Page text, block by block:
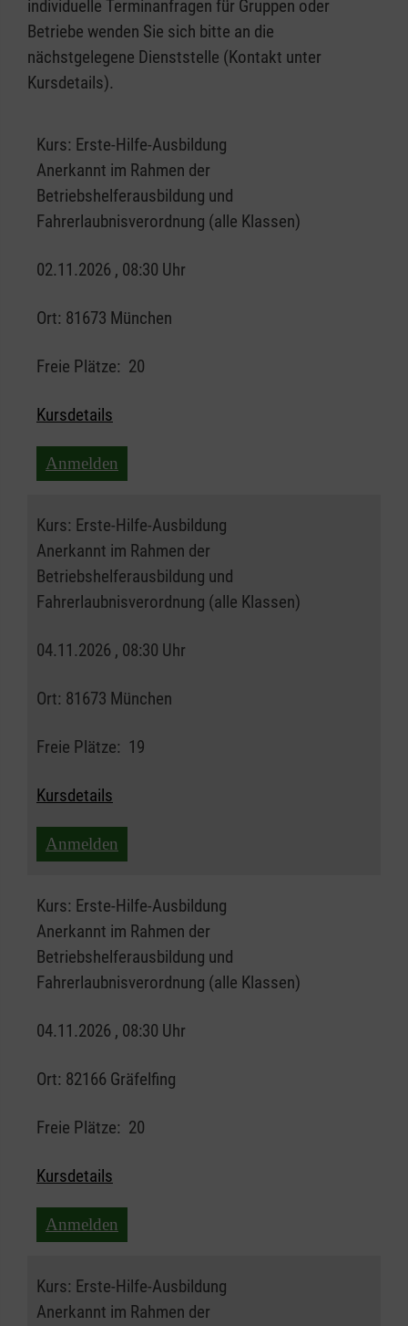
individuelle Terminanfragen für Gruppen oder
Betriebe wenden Sie sich bitte an die
nächstgelegene Dienststelle (Kontakt unter
Kursdetails).
Kurs: Erste-Hilfe-Ausbildung
Anerkannt im Rahmen der
Betriebshelferausbildung und
Fahrerlaubnisverordnung (alle Klassen)
02.11.2026 , 08:30 Uhr
Ort: 81673 München
Freie Plätze: 20
Kursdetails
Anmelden
Kurs: Erste-Hilfe-Ausbildung
Anerkannt im Rahmen der
Betriebshelferausbildung und
Fahrerlaubnisverordnung (alle Klassen)
04.11.2026 , 08:30 Uhr
Ort: 81673 München
Freie Plätze: 19
Kursdetails
Anmelden
Kurs: Erste-Hilfe-Ausbildung
Anerkannt im Rahmen der
Betriebshelferausbildung und
Fahrerlaubnisverordnung (alle Klassen)
04.11.2026 , 08:30 Uhr
Ort: 82166 Gräfelfing
Freie Plätze: 20
Kursdetails
Anmelden
Kurs: Erste-Hilfe-Ausbildung
Anerkannt im Rahmen der